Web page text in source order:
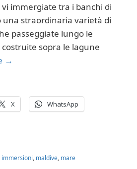
vi immergiate tra i banchi di
una straordinaria varietà di
passeggiate lungo le
sopra le lagune
→
X WhatsApp
immersioni, maldive, mare